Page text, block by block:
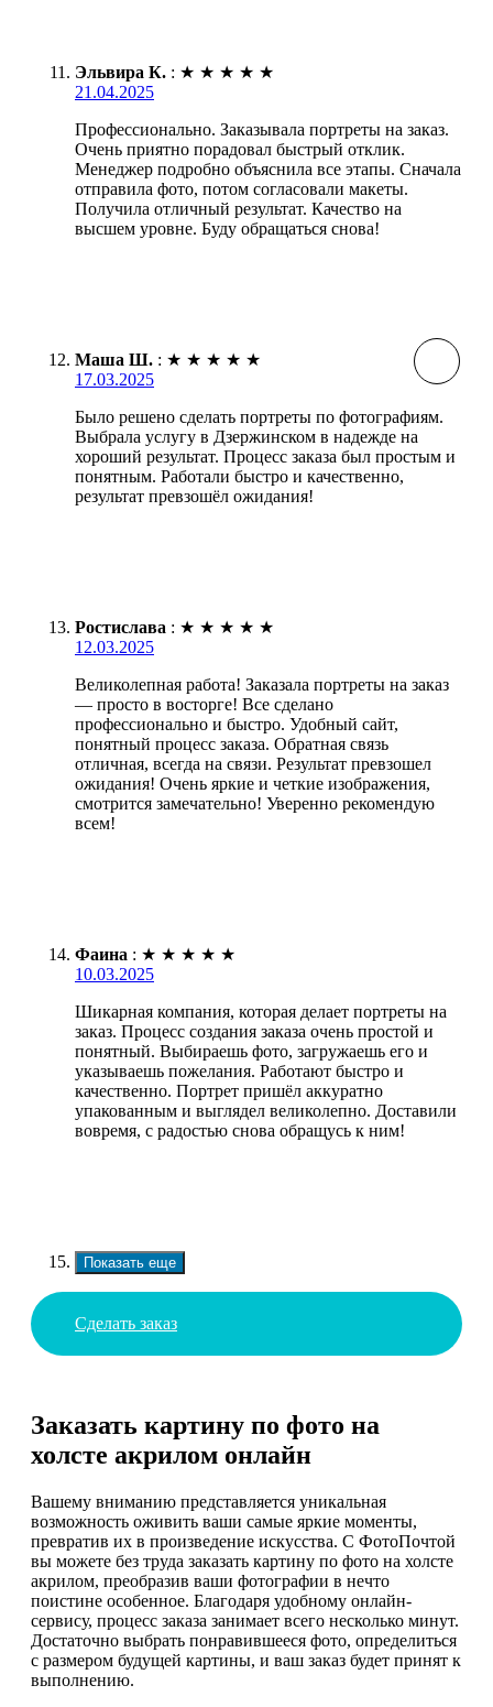
Эльвира К. : ★ ★ ★ ★ ★
21.04.2025
Профессионально. Заказывала портреты на заказ.
Очень приятно порадовал быстрый отклик.
Менеджер подробно объяснила все этапы. Сначала
отправила фото, потом согласовали макеты.
Получила отличный результат. Качество на
высшем уровне. Буду обращаться снова!
Маша Ш. : ★ ★ ★ ★ ★
17.03.2025
Было решено сделать портреты по фотографиям.
Выбрала услугу в Дзержинском в надежде на
хороший результат. Процесс заказа был простым и
понятным. Работали быстро и качественно,
результат превзошёл ожидания!
Ростислава : ★ ★ ★ ★ ★
12.03.2025
Великолепная работа! Заказала портреты на заказ
— просто в восторге! Все сделано
профессионально и быстро. Удобный сайт,
понятный процесс заказа. Обратная связь
отличная, всегда на связи. Результат превзошел
ожидания! Очень яркие и четкие изображения,
смотрится замечательно! Уверенно рекомендую
всем!
Фаина : ★ ★ ★ ★ ★
10.03.2025
Шикарная компания, которая делает портреты на
заказ. Процесс создания заказа очень простой и
понятный. Выбираешь фото, загружаешь его и
указываешь пожелания. Работают быстро и
качественно. Портрет пришёл аккуратно
упакованным и выглядел великолепно. Доставили
вовремя, с радостью снова обращусь к ним!
Показать еще
Сделать заказ
Заказать картину по фото на
холсте акрилом онлайн
Вашему вниманию представляется уникальная
возможность оживить ваши самые яркие моменты,
превратив их в произведение искусства. С ФотоПочтой
вы можете без труда заказать картину по фото на холсте
акрилом, преобразив ваши фотографии в нечто
поистине особенное. Благодаря удобному онлайн-
сервису, процесс заказа занимает всего несколько минут.
Достаточно выбрать понравившееся фото, определиться
с размером будущей картины, и ваш заказ будет принят к
выполнению.